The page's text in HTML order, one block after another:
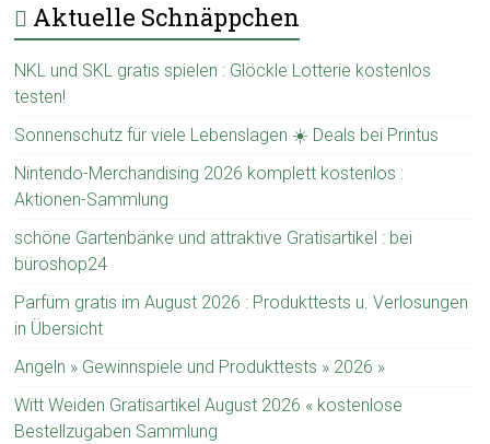
Aktuelle Schnäppchen
NKL und SKL gratis spielen : Glöckle Lotterie kostenlos
testen!
Sonnenschutz für viele Lebenslagen ☀️ Deals bei Printus
Nintendo-Merchandising 2026 komplett kostenlos :
Aktionen-Sammlung
schöne Gartenbänke und attraktive Gratisartikel : bei
büroshop24
Parfüm gratis im August 2026 : Produkttests u. Verlosungen
in Übersicht
Angeln » Gewinnspiele und Produkttests » 2026 »
Witt Weiden Gratisartikel August 2026 « kostenlose
Bestellzugaben Sammlung